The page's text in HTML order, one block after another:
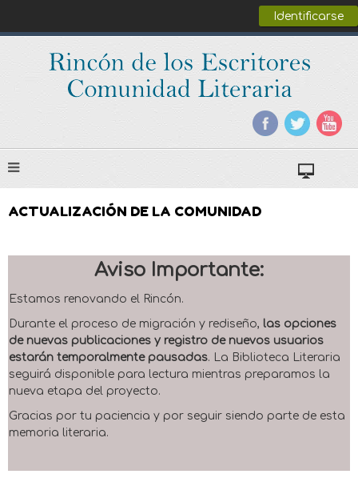
Identificarse
ACTUALIZACIÓN DE LA COMUNIDAD
Aviso Importante:
Estamos renovando el Rincón.
Durante el proceso de migración y rediseño, las opciones
de nuevas publicaciones y registro de nuevos usuarios
estarán temporalmente pausadas. La Biblioteca Literaria
seguirá disponible para lectura mientras preparamos la
nueva etapa del proyecto.
Gracias por tu paciencia y por seguir siendo parte de esta
memoria literaria.